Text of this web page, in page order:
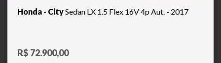
Honda - City Sedan LX 1.5 Flex 16V 4p Aut. - 2017
R$ 72.900,00